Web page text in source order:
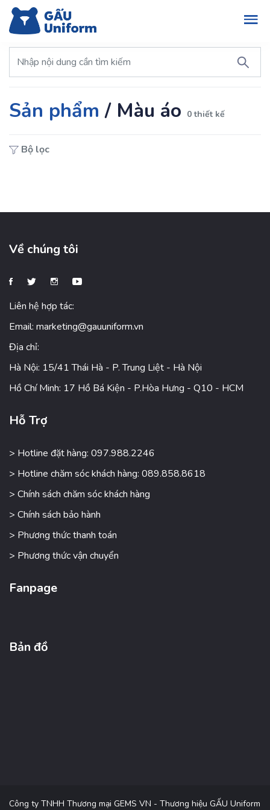
Sản phẩm / Màu áo 0 thiết kế
Bộ lọc
Về chúng tôi
Liên hệ hợp tác:
Email: marketing@gauuniform.vn
Địa chỉ:
Hà Nội: 15/41 Thái Hà - P. Trung Liệt - Hà Nội
Hồ Chí Minh: 17 Hồ Bá Kiện - P.Hòa Hưng - Q10 - HCM
Hỗ Trợ
> Hotline đặt hàng: 097.988.2246
> Hotline chăm sóc khách hàng: 089.858.8618
> Chính sách chăm sóc khách hàng
> Chính sách bảo hành
> Phương thức thanh toán
> Phương thức vận chuyển
Fanpage
Bản đồ
Công ty TNHH Thương mại GEMS VN - Thương hiệu GẤU Uniform